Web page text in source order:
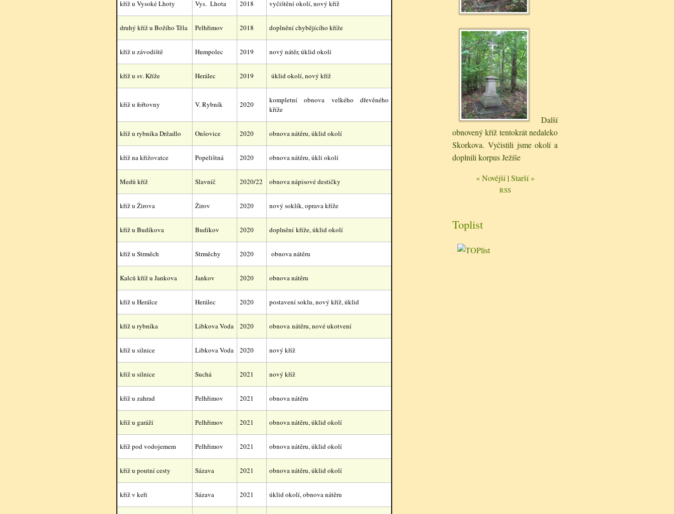
kříž u Vysoké Lhoty Vys. Lhota 2018 vyčištění okolí, nový kříž
druhý kříž u Božího Těla Pelhřimov 2018 doplnění chybějícího kříže
kříž u závodiště Humpolec 2019 nový nátěr, úklid okolí
kříž u sv. Kříže Herálec 2019 úklid okolí, nový kříž
kříž u fořtovny V. Rybník 2020
kompletní obnova velkého dřevěného
kříže
kříž u rybníka Držadlo Onšovice 2020 obnova nátěru, úklid okolí
kříž na křižovatce Popelištná 2020 obnova nátěru, úkli okolí
Medů kříž Slavníč 2020/22 obnova nápisové destičky
kříž u Žirova Žirov 2020 nový soklík, oprava kříže
kříž u Budíkova Budíkov 2020 doplnění kříže, úklid okolí
kříž u Strměch Strměchy 2020 obnova nátěru
Kalců kříž u Jankova Jankov 2020 obnova nátěru
kříž u Herálce Herálec 2020 postavení soklu, nový kříž, úklid
kříž u rybníka Libkova Voda 2020 obnova nátěru, nové ukotvení
kříž u silnice Libkova Voda 2020 nový kříž
kříž u silnice Suchá 2021 nový kříž
kříž u zahrad Pelhřimov 2021 obnova nátěru
kříž u garáží Pelhřimov 2021 obnova nátěru, úklid okolí
kříž pod vodojemem Pelhřimov 2021 obnova nátěru, úklid okolí
kříž u poutní cesty Sázava 2021 obnova nátěru, úklid okolí
kříž v keři Sázava 2021 úklid okolí, obnova nátěru
Další
obnovený kříž tentokrát nedaleko
Skorkova. Vyčistili jsme okolí a
doplnili korpus Ježíše
« Novější|Starší »
RSS
Toplist